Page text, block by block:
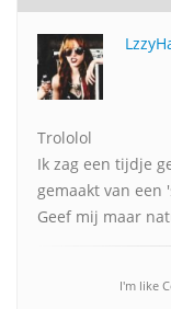
Trololol
Ik zag een tijdje
gemaakt van
Geef mij maar
I'm like